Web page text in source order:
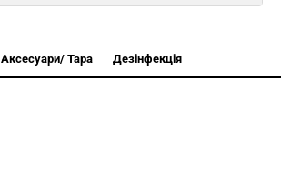
Аксесуари/ Тара Дезінфекція